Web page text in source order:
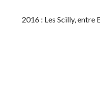
2016 : Les Scilly, entre